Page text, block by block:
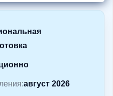
август 2026